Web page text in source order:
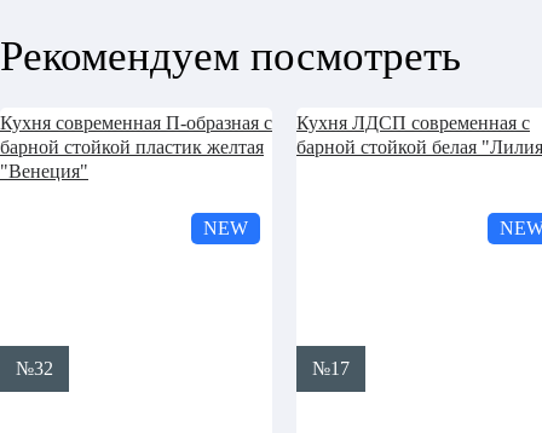
Рекомендуем посмотреть
Кухня современная П-образная с
барной стойкой пластик желтая
"Венеция"
NEW
№32
Кухня ЛДСП современная с
барной стойкой белая
№17